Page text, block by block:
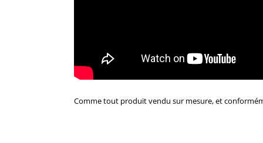
Comme tout produit vendu sur mesure, et